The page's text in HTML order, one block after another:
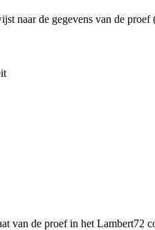
naar de gegevens van de
van de proef in het Lambert72